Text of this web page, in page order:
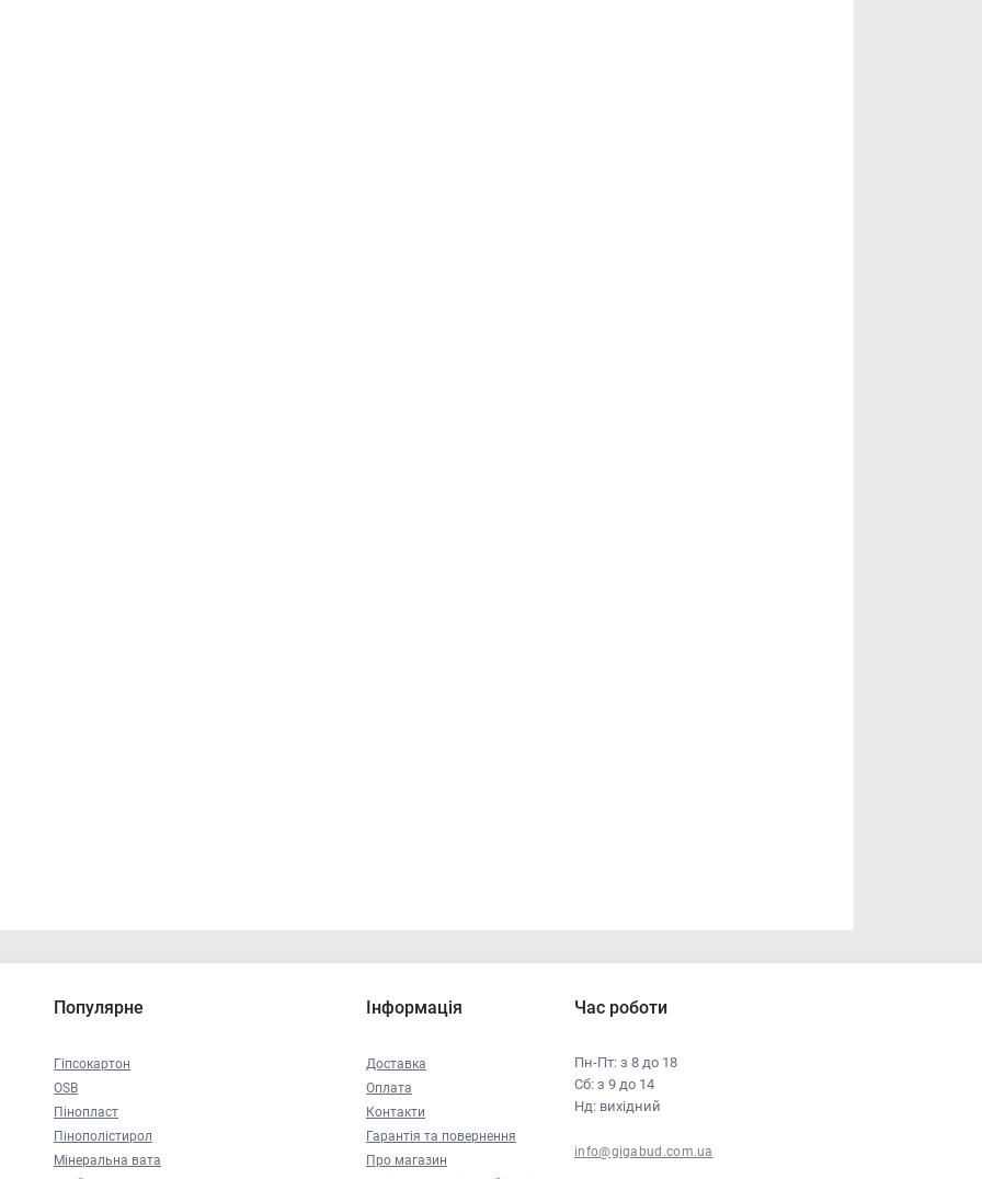
Популярне
Гіпсокартон
OSB
Пінопласт
Пінополістирол
Мінеральна вата
Інформація
Доставка
Оплата
Контакти
Гарантія та повернення
Про магазин
Час роботи
Пн-Пт: з 8 до 18
Сб: з 9 до 14
Нд: вихідний
info@gigabud.com.ua